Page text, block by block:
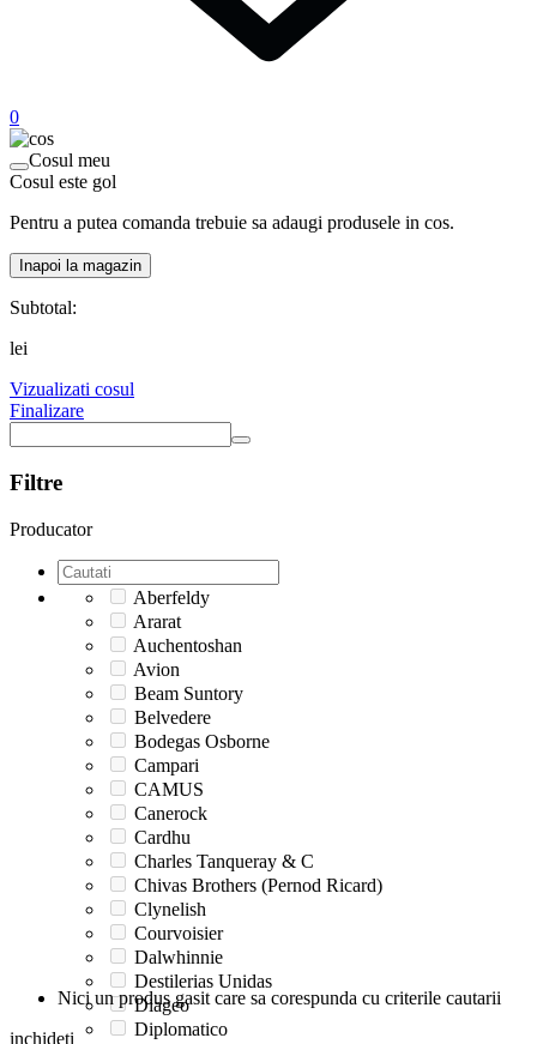
0
Cosul meu
Cosul este gol
Pentru a putea comanda trebuie sa adaugi produsele in cos.
Inapoi la magazin
Subtotal:
lei
Vizualizati cosul
Finalizare
Filtre
Producator
Aberfeldy
Ararat
Auchentoshan
Avion
Beam Suntory
Belvedere
Bodegas Osborne
Campari
CAMUS
Canerock
Cardhu
Charles Tanqueray & C
Chivas Brothers (Pernod Ricard)
Clynelish
Courvoisier
Dalwhinnie
Destilerias Unidas
Diageo
Diplomatico
Nici un produs gasit care sa corespunda cu criterile cautarii
inchideti